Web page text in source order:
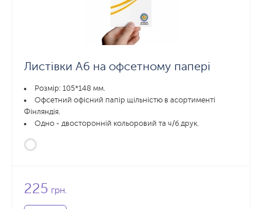
Листівки А6 на офсетному папері
Розмір: 105*148 мм.
Офсетний офісний папір щільністю в асортименті
Фінляндія.
Одно - двосторонній кольоровий та ч/б друк.
225 грн.